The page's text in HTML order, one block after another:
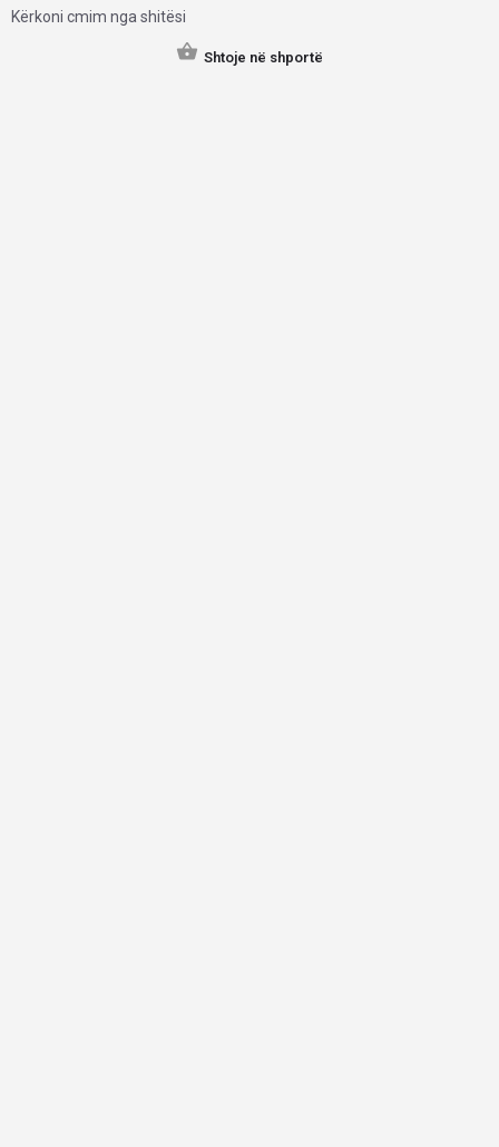
Kërkoni cmim nga shitësi
Shtoje në shportë